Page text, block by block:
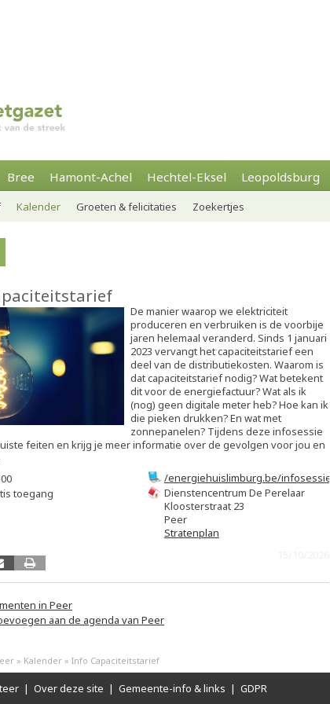
Bree Hamont-Achel Hechtel-Eksel Leopoldsburg
Kalender Groeten & felicitaties Zoekertjes
De manier waarop we elektriciteit
produceren en verbruiken is de voorbije
jaren helemaal veranderd. Sinds 1 januari
2023 vervangt het capaciteitstarief een
deel van de distributiekosten. Waarom is
dat capaciteitstarief nodig? Wat betekent
dit voor de energiefactuur? Wat als ik
(nog) geen digitale meter heb? Hoe kan ik
die pieken drukken? En wat met
zonnepanelen? Tijdens deze infosessie
feiten en krijg je meer informatie over de gevolgen voor jou en
/energiehuislimburg.be/infosessie-
capaciteitstarief/
Dienstencentrum De Perelaar
Kloosterstraat 23
Peer
Stratenplan
toegang
in Peer
aan de agenda van Peer
» Kalender » Info Capaciteitstarief
| Over deze site | Gemeente-info & links | GDPR